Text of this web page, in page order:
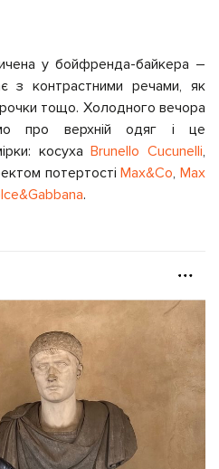
у бойфренда-байкера –
з контрастними речами, як
тощо. Холодного вечора
про верхній одяг і це
косухаBrunello Cucunelli,
потертостіMax&Co, Max
.